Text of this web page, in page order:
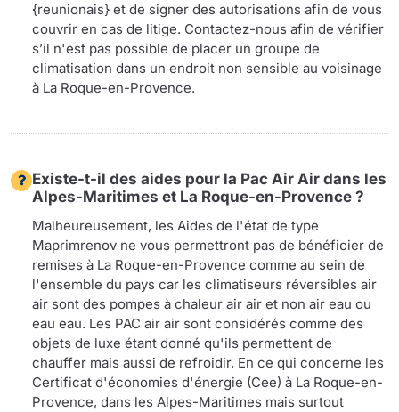
{reunionais} et de signer des autorisations afin de vous
couvrir en cas de litige. Contactez-nous afin de vérifier
s’il n'est pas possible de placer un groupe de
climatisation dans un endroit non sensible au voisinage
à La Roque-en-Provence.
Existe-t-il des aides pour la Pac Air Air dans les
Alpes-Maritimes et La Roque-en-Provence ?
Malheureusement, les Aides de l'état de type
Maprimrenov ne vous permettront pas de bénéficier de
remises à La Roque-en-Provence comme au sein de
l'ensemble du pays car les climatiseurs réversibles air
air sont des pompes à chaleur air air et non air eau ou
eau eau. Les PAC air air sont considérés comme des
objets de luxe étant donné qu'ils permettent de
chauffer mais aussi de refroidir. En ce qui concerne les
Certificat d'économies d'énergie (Cee) à La Roque-en-
Provence, dans les Alpes-Maritimes mais surtout